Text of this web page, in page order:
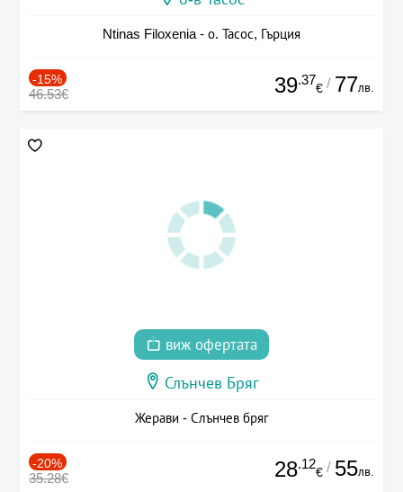
Ntinas Filoxenia - о. Тасос, Гърция
-15%
46.53€ 39.37
€ / 77лв.
виж офертата
Слънчев Бряг
Жерави - Слънчев бряг
-20%
35.28€ 28.12
€ / 55лв.